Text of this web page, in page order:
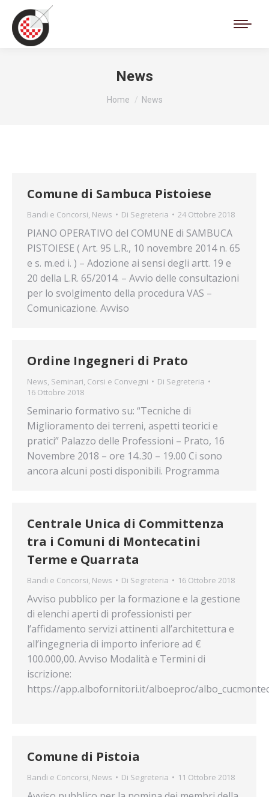
News
Tu sei qui:
Home News
Comune di Sambuca Pistoiese
Bandi e Concorsi, News Di Segreteria 24 Ottobre 2018
PIANO OPERATIVO del COMUNE di SAMBUCA
PISTOIESE ( Art. 95 L.R., 10 novembre 2014 n. 65
e s. m.ed i. ) – Adozione ai sensi degli artt. 19 e
20 della L.R. 65/2014. – Avvio delle consultazioni
per lo svolgimento della procedura VAS –
Comunicazione. Avviso
Ordine Ingegneri di Prato
News, Seminari, Corsi e Convegni Di Segreteria
16 Ottobre 2018
Seminario formativo su: “Tecniche di
Miglioramento dei terreni, aspetti teorici e
pratici” Palazzo delle Professioni – Prato, 16
Novembre 2018 – ore 14..30 – 19.00 Ci sono
ancora alcuni posti disponibili. Programma
Centrale Unica di Committenza
tra i Comuni di Montecatini
Terme e Quarrata
Bandi e Concorsi, News Di Segreteria 16 Ottobre 2018
Avviso pubblico per la formazione e la gestione
di elenchi aperti di professionisti per
l’affidamento servizi attinenti all’architettura e
all’ingegneria di importo inferiore ad €
100.000,00. Avviso Modalità e Termini di
iscrizione:
https://app.albofornitori.it/alboeproc/
Comune di Pistoia
Bandi e Concorsi, News Di Segreteria 11 Ottobre 2018